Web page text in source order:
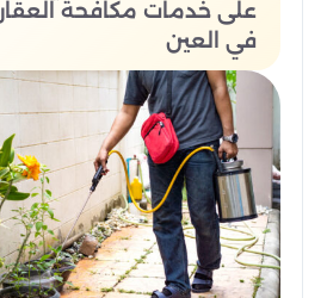
على خدمات مكافحة
في العين